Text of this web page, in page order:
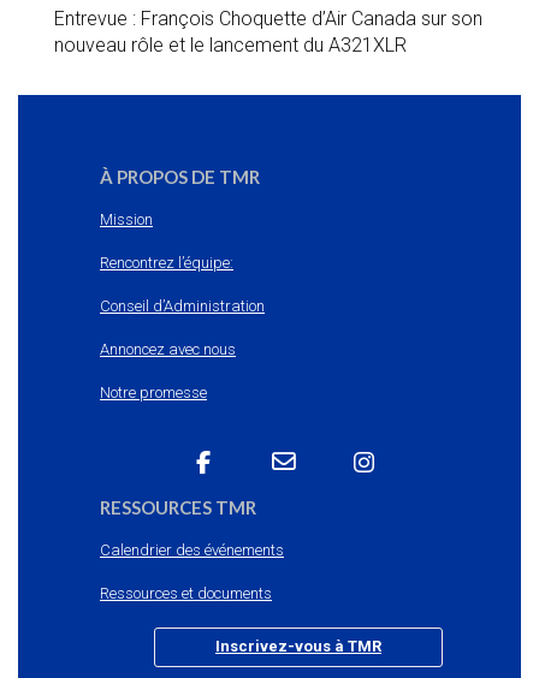
Entrevue : François Choquette d’Air Canada sur son
nouveau rôle et le lancement du A321XLR
À PROPOS DE TMR
Mission
Rencontrez l’équipe:
Conseil d’Administration
Annoncez avec nous
Notre promesse
RESSOURCES TMR
Calendrier des événements
Ressources et documents
Inscrivez-vous à TMR